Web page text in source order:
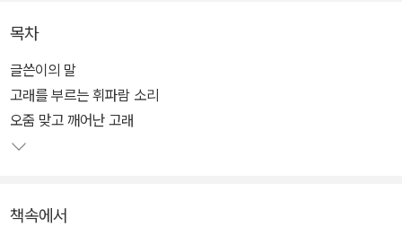
청동기 시대 고래잡이에 대한 생활상과 반구대 암각화를 제작하게 된
사연을 역사적 사실에 바탕을 두고 상상력을 발휘해서 그려낸 작품이
다. 동화. 멸종에 직면해 있는 대형 고래의 문제를 고래를 사랑하는 네
아이의 모험을 통해 흥미진진하게 풀어낸다.
목차
글쓴이의 말
고래를 부르는 휘파람 소리
오줌 맞고 깨어난 고래
책속에서